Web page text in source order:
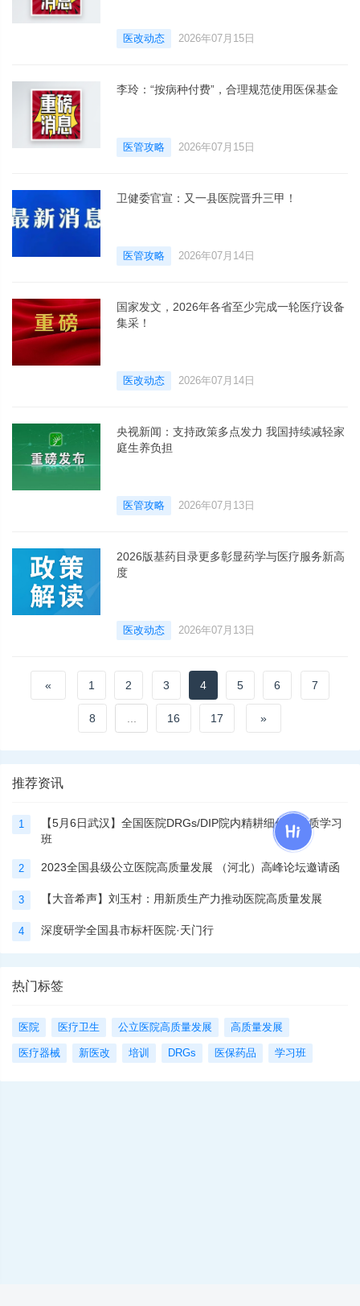
医改动态 2026年07月15日
李玲：“按病种付费”，合理规范使用医保基金
医管攻略 2026年07月15日
卫健委官宣：又一县医院晋升三甲！
医管攻略 2026年07月14日
国家发文，2026年各省至少完成一轮医疗设备
集采！
医改动态 2026年07月14日
央视新闻：支持政策多点发力 我国持续减轻家
庭生养负担
医管攻略 2026年07月13日
2026版基药目录更多彰显药学与医疗服务新高
度
医改动态 2026年07月13日
« 1 2 3 4 5 6 7
8 ... 16 17 »
推荐资讯
1
【5月6日武汉】全国医院DRGs/DIP院内精耕细作高品质学习
班
2 2023全国县级公立医院高质量发展 （河北）高峰论坛邀请函
3 【大音希声】刘玉村：用新质生产力推动医院高质量发展
4 深度研学全国县市标杆医院·天门行
热门标签
医院 医疗卫生 公立医院高质量发展 高质量发展
医疗器械 新医改 培训 DRGs 医保药品 学习班